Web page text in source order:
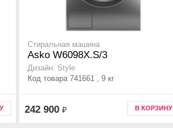
Стиральная машина
Asko W6098X.S/3
Дизайн: Style
Код товара 741661 , 9 кг
242 900 ₽ В КОРЗИНУ